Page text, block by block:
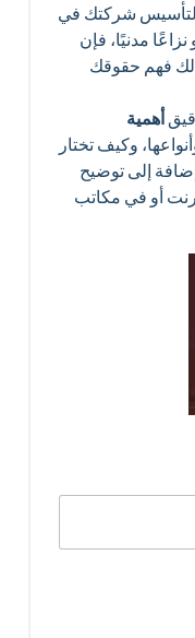
شركتك في
مدنيًا، فإن
لك فهم حقوقك
أهمية
وكيف تختار
إلى توضيح
أو في مكاتب